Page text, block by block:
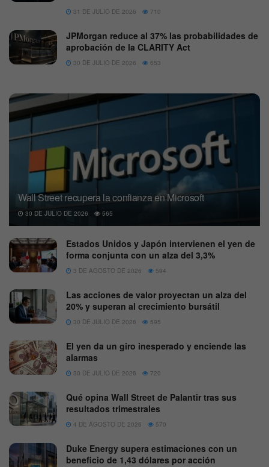
31 DE JULIO DE 2026 710
JPMorgan reduce al 37% las probabilidades de
aprobación de la CLARITY Act
30 DE JULIO DE 2026 653
Wall Street recupera la confianza en Microsoft
30 DE JULIO DE 2026 565
Estados Unidos y Japón intervienen el yen de
forma conjunta con un alza del 3,3%
3 DE AGOSTO DE 2026 594
Las acciones de valor proyectan un alza del
20% y superan al crecimiento bursátil
30 DE JULIO DE 2026 595
El yen da un giro inesperado y enciende las
alarmas
30 DE JULIO DE 2026 720
Qué opina Wall Street de Palantir tras sus
resultados trimestrales
4 DE AGOSTO DE 2026 570
Duke Energy supera estimaciones con un
beneficio de 1,43 dólares por acción